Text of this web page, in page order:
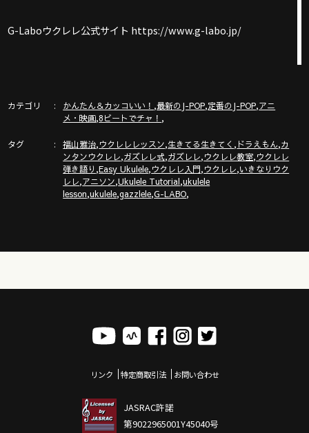
G-Laboウクレレ公式サイト https://www.g-labo.jp/
https://www.rittor-
music.co.jp/product/detail/3125317119/index.php
◾️◾️ウクレレを０から始めるにはここから◾️◾️
https://gazzleleshop.thebase.in/
ガズレレ必須コード解説動画
https://youtu.be/p-gFoETga0A
カテゴリ かんたん＆カッコいい！ ,最新のJ-POP,定番のJ-POP,アニ
メ・映画,8ビートでチャ！ ,
タグ 福山雅治,ウクレレレッスン,生きてる生きてく , ドラえもん,カ
ンタンウクレレ,ガズレレ式,ガズレレ,ウクレレ教室,ウクレレ
弾き語り ,Easy Ukulele,ウクレレ入門,ウクレレ,いきなりウク
レレ,アニソン,Ukulele Tutorial,ukulele
lesson,ukulele,gazzlele,G-LABO,
リンク 特定商取引法 お問い合わせ
JASRAC許諾
第9022965001Y45040号